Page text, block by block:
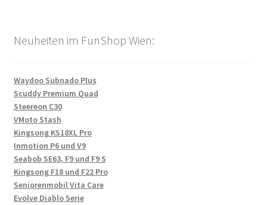
Neuheiten im FunShop Wien:
Waydoo Subnado Plus
Scuddy Premium Quad
Steereon C30
VMoto Stash
Kingsong KS18XL Pro
Inmotion P6 und V9
Seabob SE63, F9 und F9 S
Kingsong F18 und F22 Pro
Seniorenmobil Vita Care
Evolve Diablo Serie